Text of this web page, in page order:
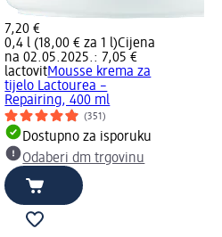
7,20 €
0,4 l (18,00 € za 1 l)Cijena
na 02.05.2025.: 7,05 €
lactovitMousse krema za
tijelo Lactourea –
Repairing, 400 ml
(351)
Dostupno za isporuku
Odaberi dm trgovinu